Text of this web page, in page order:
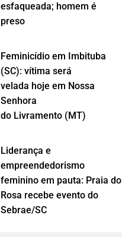
esfaqueada; homem é
preso
Feminicídio em Imbituba
(SC): vítima será
velada hoje em Nossa
Senhora
do Livramento (MT)
Liderança e
empreendedorismo
feminino em pauta: Praia do
Rosa recebe evento do
Sebrae/SC